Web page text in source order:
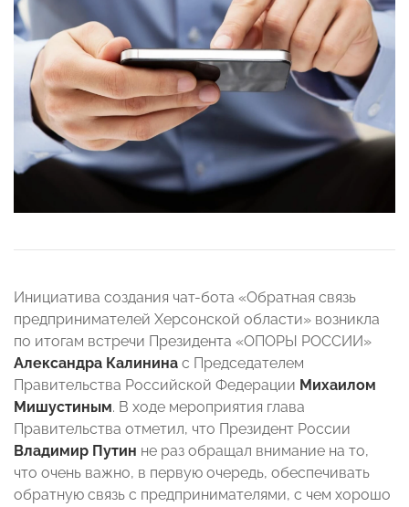
Инициатива создания чат-бота «Обратная связь
предпринимателей Херсонской области» возникла
по итогам встречи Президента «ОПОРЫ РОССИИ»
Александра Калинина с Председателем
Правительства Российской Федерации Михаилом
Мишустиным. В ходе мероприятия глава
Правительства отметил, что Президент России
Владимир Путин не раз обращал внимание на то,
что очень важно, в первую очередь, обеспечивать
обратную связь с предпринимателями, с чем хорошо